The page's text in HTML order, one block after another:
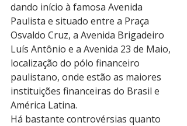
dando início à famosa Avenida
Paulista e situado entre a Praça
Osvaldo Cruz, a Avenida Brigadeiro
Luís Antônio e a Avenida 23 de Maio,
localização do pólo financeiro
paulistano, onde estão as maiores
instituições financeiras do Brasil e
América Latina.
Há bastante controvérsias quanto